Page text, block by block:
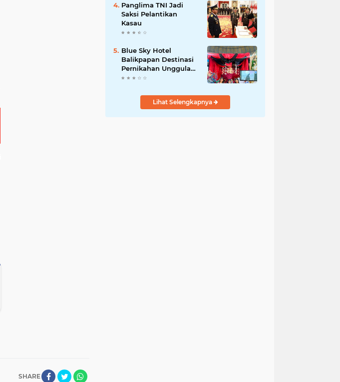
SHARE
Panglima TNI Jadi
Saksi Pelantikan
Kasau
Blue Sky Hotel
Balikpapan Destinasi
Pernikahan Unggulan
di Kalimantan Timur
Lihat Selengkapnya